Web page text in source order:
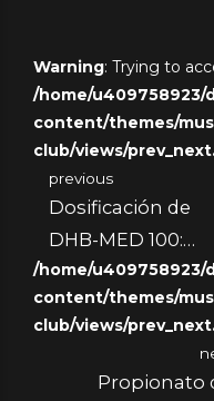
Warning: Trying to
/home/u409758923/
content/themes/
club/views/
previous
Dosificación de
DHB-MED 100:
Claves para un
Efectivo
/home/u409758923/
content/themes/
club/views/
Propionato